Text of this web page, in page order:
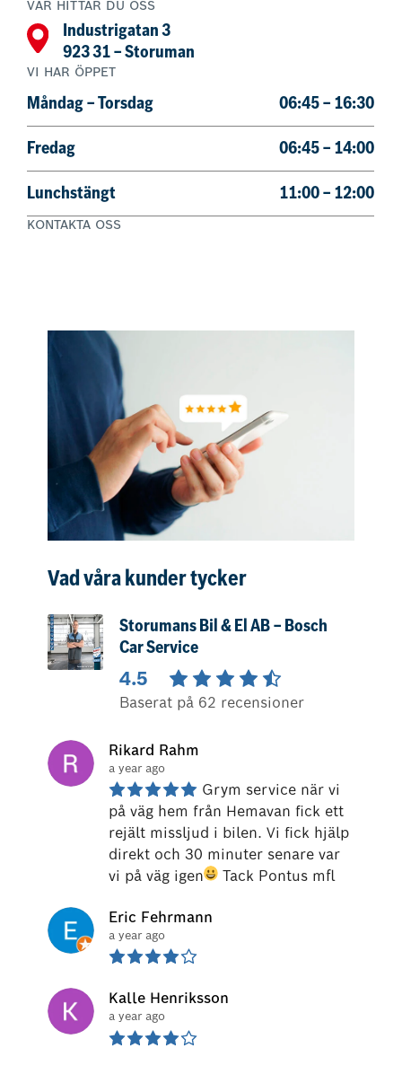
VAR HITTAR DU OSS
Industrigatan 3
923 31 – Storuman
VI HAR ÖPPET
Måndag – Torsdag 06:45 – 16:30
Fredag 06:45 – 14:00
Lunchstängt 11:00 – 12:00
KONTAKTA OSS
Vad våra kunder tycker
Storumans Bil & El AB – Bosch
Car Service
4.5
Baserat på 62 recensioner
Rikard Rahm
a year ago
Grym service när vi
på väg hem från Hemavan fick ett
rejält missljud i bilen. Vi fick hjälp
direkt och 30 minuter senare var
vi på väg igen
Tack Pontus mfl
Eric Fehrmann
a year ago
Kalle Henriksson
a year ago